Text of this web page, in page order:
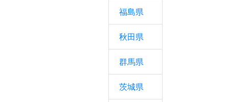
福島県
秋田県
群馬県
茨城県